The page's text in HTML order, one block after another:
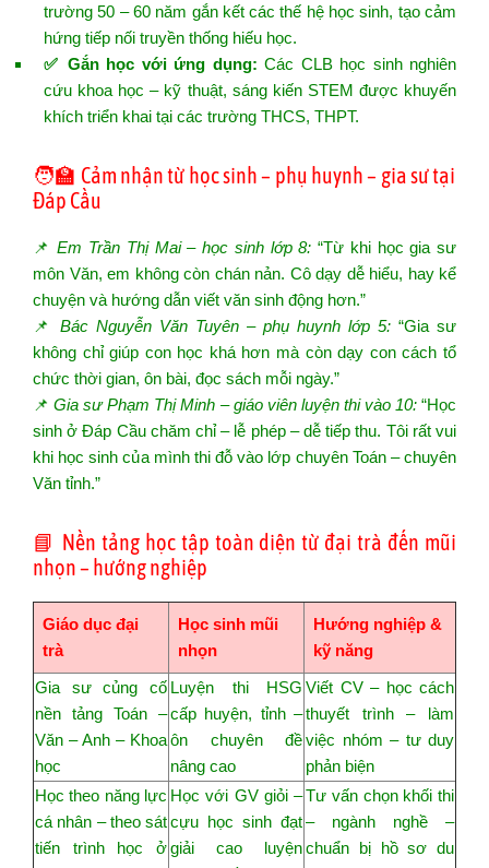
trường 50 – 60 năm gắn kết các thế hệ học sinh, tạo cảm
hứng tiếp nối truyền thống hiếu học.
✅ Gắn học với ứng dụng: Các CLB học sinh nghiên
cứu khoa học – kỹ thuật, sáng kiến STEM được khuyến
khích triển khai tại các trường THCS, THPT.
🧑‍🏫 Cảm nhận từ học sinh – phụ huynh – gia sư tại
Đáp Cầu
📌Em Trần Thị Mai – học sinh lớp 8: “Từ khi học gia sư
môn Văn, em không còn chán nản. Cô dạy dễ hiểu, hay kể
chuyện và hướng dẫn viết văn sinh động hơn.”
📌 Bác Nguyễn Văn Tuyên – phụ huynh lớp 5: “Gia sư
không chỉ giúp con học khá hơn mà còn dạy con cách tổ
chức thời gian, ôn bài, đọc sách mỗi ngày.”
📌Gia sư Phạm Thị Minh – giáo viên luyện thi vào 10:“Học
sinh ở Đáp Cầu chăm chỉ – lễ phép – dễ tiếp thu. Tôi rất vui
khi học sinh của mình thi đỗ vào lớp chuyên Toán – chuyên
Văn tỉnh.”
📘 Nền tảng học tập toàn diện từ đại trà đến mũi
nhọn – hướng nghiệp
Giáo dục đại
trà
Học sinh mũi
nhọn
Hướng nghiệp &
kỹ năng
Gia sư củng cố
nền tảng Toán –
Văn – Anh – Khoa
học
Luyện thi HSG
cấp huyện, tỉnh –
ôn chuyên đề
nâng cao
Viết CV – học cách
thuyết trình – làm
việc nhóm – tư duy
phản biện
Học theo năng lực
cá nhân – theo sát
tiến trình học ở
Học với GV giỏi –
cựu học sinh đạt
giải cao luyện
Tư vấn chọn khối thi
– ngành nghề –
chuẩn bị hồ sơ du